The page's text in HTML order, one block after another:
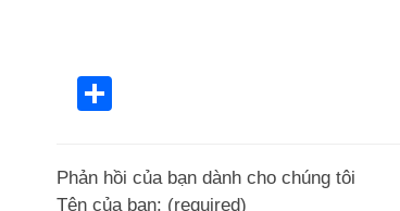
Phản hồi của bạn dành cho chúng tôi
Tên của bạn: (required)